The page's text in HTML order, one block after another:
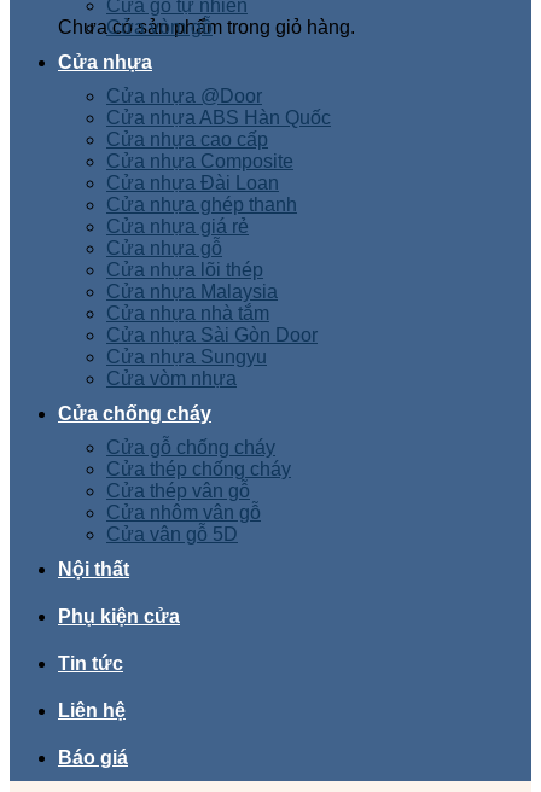
Chưa có sản phẩm trong giỏ hàng.
Cửa gỗ tự nhiên
Cửa vòm gỗ
Cửa nhựa
Cửa nhựa @Door
Cửa nhựa ABS Hàn Quốc
Cửa nhựa cao cấp
Cửa nhựa Composite
Cửa nhựa Đài Loan
Cửa nhựa ghép thanh
Cửa nhựa giá rẻ
Cửa nhựa gỗ
Cửa nhựa lõi thép
Cửa nhựa Malaysia
Cửa nhựa nhà tắm
Cửa nhựa Sài Gòn Door
Cửa nhựa Sungyu
Cửa vòm nhựa
Cửa chống cháy
Cửa gỗ chống cháy
Cửa thép chống cháy
Cửa thép vân gỗ
Cửa nhôm vân gỗ
Cửa vân gỗ 5D
Nội thất
Phụ kiện cửa
Tin tức
Liên hệ
Báo giá